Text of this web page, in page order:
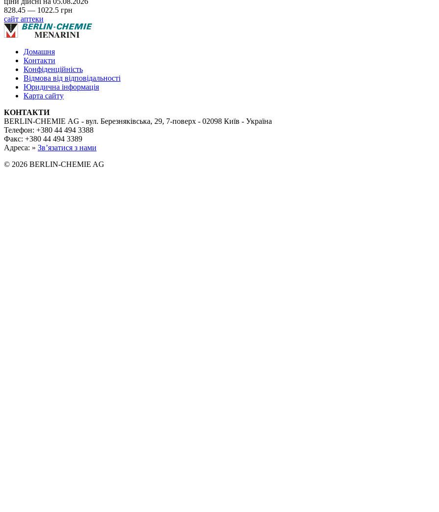
828.45 — 1022.5 грн
сайт аптеки
Домашня
Контакти
Конфіденційність
Відмова від відповідальності
Юридична інформація
Карта сайту
КОНТАКТИ
BERLIN-CHEMIE AG - вул. Березняківська, 29, 7-поверх - 02098 Київ - Україна
Телефон: +380 44 494 3388
Факс: +380 44 494 3389
Адреса: » Зв’язатися з нами
© 2026 BERLIN-CHEMIE AG